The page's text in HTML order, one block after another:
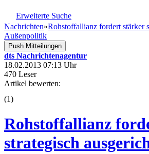
Erweiterte Suche
Nachrichten»Rohstoffallianz fordert stärker
Außenpolitik
Push Mitteilungen
dts Nachrichtenagentur
18.02.2013 07:13 Uhr
470 Leser
Artikel bewerten:
(1)
Rohstoffallianz
strategisch